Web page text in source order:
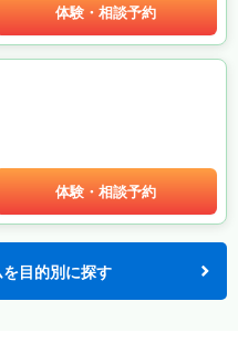
体験・相談予約
体験・相談予約
目的別に探す